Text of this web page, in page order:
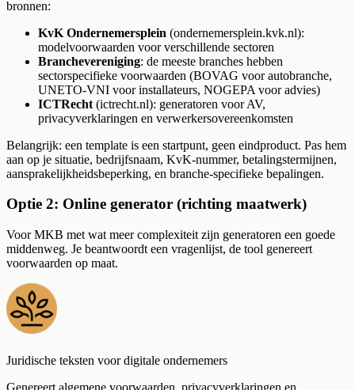
bronnen:
KvK Ondernemersplein (ondernemersplein.kvk.nl):
modelvoorwaarden voor verschillende sectoren
Branchevereniging: de meeste branches hebben
sectorspecifieke voorwaarden (BOVAG voor autobranche,
UNETO-VNI voor installateurs, NOGEPA voor advies)
ICTRecht (ictrecht.nl): generatoren voor AV,
privacyverklaringen en verwerkersovereenkomsten
Belangrijk: een template is een startpunt, geen eindproduct. Pas hem
aan op je situatie, bedrijfsnaam, KvK-nummer, betalingstermijnen,
aansprakelijkheidsbeperking, en branche-specifieke bepalingen.
Optie 2: Online generator (richting maatwerk)
Voor MKB met wat meer complexiteit zijn generatoren een goede
middenweg. Je beantwoordt een vragenlijst, de tool genereert
voorwaarden op maat.
Juridische teksten voor digitale ondernemers